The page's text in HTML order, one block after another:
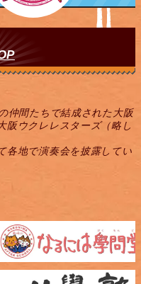
仲間たちで結成された大阪
阪ウクレレスターズ（略し
各地で演奏会を披露してい